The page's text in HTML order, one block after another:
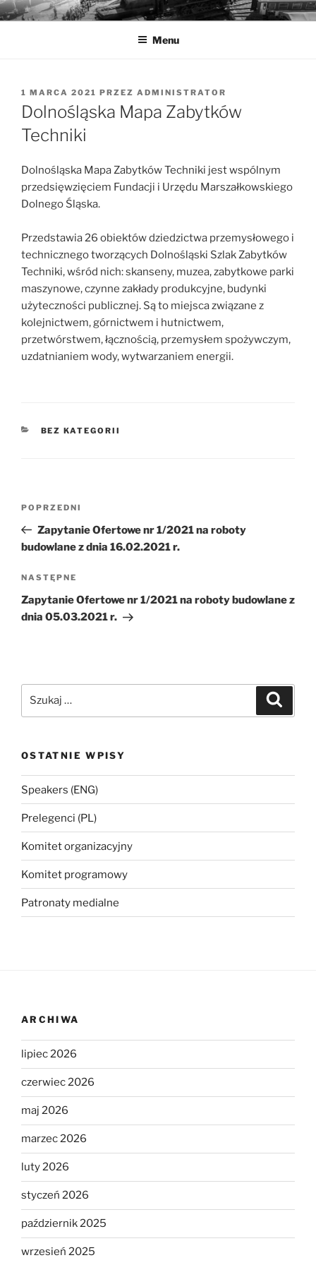
Przejdź
do
MUZEA TECHNIKI
Ochrona zabytków techniki
Menu
OPUBLIKOWANE
W
1 MARCA 2021 PRZEZ ADMINISTRATOR
Dolnośląska Mapa Zabytków
Techniki
Dolnośląska Mapa Zabytków Techniki jest wspólnym
przedsięwzięciem Fundacji i Urzędu Marszałkowskiego
Dolnego Śląska.
Przedstawia 26 obiektów dziedzictwa przemysłowego i
technicznego tworzących Dolnośląski Szlak Zabytków
Techniki, wśród nich: skanseny, muzea, zabytkowe parki
maszynowe, czynne zakłady produkcyjne, budynki
użyteczności publicznej. Są to miejsca związane z
kolejnictwem, górnictwem i hutnictwem,
przetwórstwem, łącznością, przemysłem spożywczym,
uzdatnianiem wody, wytwarzaniem energii.
KATEGORIE
BEZ KATEGORII
Poprzedni
wpis
POPRZEDNI
Zapytanie Ofertowe nr 1/2021 na roboty
budowlane z dnia 16.02.2021 r.
Następny
wpis
NASTĘPNE
Zapytanie Ofertowe nr 1/2021 na roboty budowlane z
dnia 05.03.2021 r.
OSTATNIE WPISY
Speakers (ENG)
Prelegenci (PL)
Komitet organizacyjny
Komitet programowy
Patronaty medialne
ARCHIWA
lipiec 2026
czerwiec 2026
maj 2026
marzec 2026
luty 2026
styczeń 2026
październik 2025
wrzesień 2025